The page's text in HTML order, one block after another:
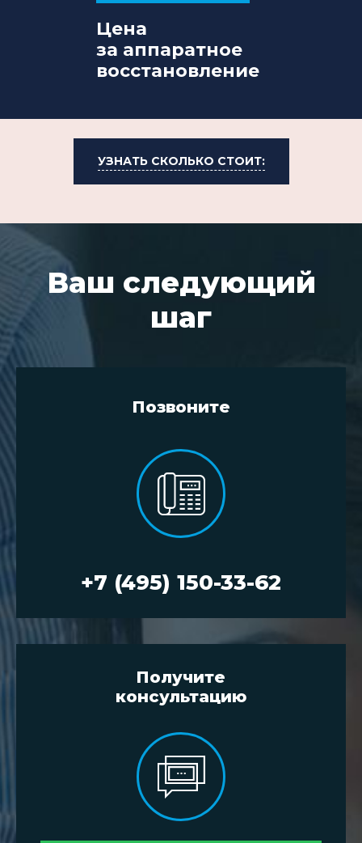
Цена
за аппаратное
восстановление
УЗНАТЬ СКОЛЬКО СТОИТ:
Ваш следующий
шаг
Позвоните
+7 (495) 150-33-62
Получите
консультацию